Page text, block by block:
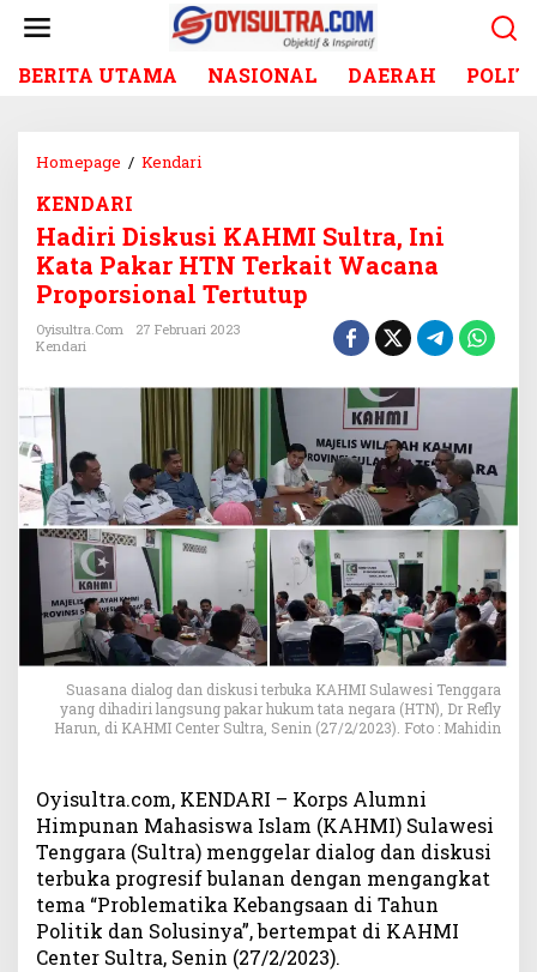
BERITA UTAMA NASIONAL DAERAH
Homepage / Kendari
i
r
i
D
i
K
A
H
M
S
u
l
t
r
a
,
i
K
a
a
P
a
KENDARI
Hadiri Diskusi KAHMI Sultra, Ini
Kata Pakar HTN Terkait Wacana
Proporsional Tertutup
Oyisultra.com
27 Februari 2023
Kendari
Suasana dialog dan diskusi terbuka KAHMI Sulawesi Tenggara
yang dihadiri langsung pakar hukum tata negara (HTN), Dr Refly
Harun, di KAHMI Center Sultra, Senin (27/2/2023). Foto : Mahidin
Oyisultra.com, KENDARI – Korps Alumni
Himpunan Mahasiswa Islam (KAHMI) Sulawesi
Tenggara (Sultra) menggelar dialog dan diskusi
terbuka progresif bulanan dengan mengangkat
tema “Problematika Kebangsaan di Tahun
Politik dan Solusinya”, bertempat di KAHMI
Center Sultra, Senin (27/2/2023).